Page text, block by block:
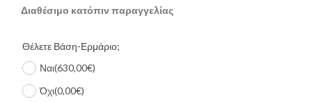
Διαθέσιμο κατόπιν παραγγελίας
Θέλετε Βάση-Ερμάριο;
Ναι(630,00€)
Όχι(0,00€)